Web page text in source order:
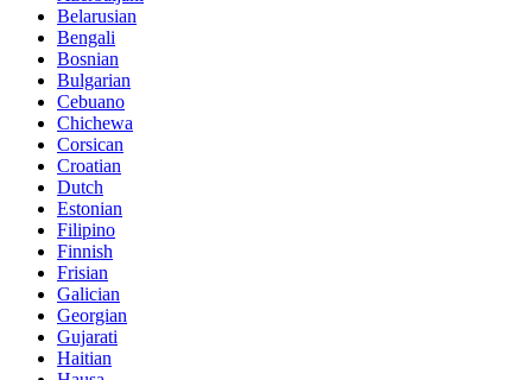
Belarusian
Bengali
Bosnian
Bulgarian
Cebuano
Chichewa
Corsican
Croatian
Dutch
Estonian
Filipino
Finnish
Frisian
Galician
Georgian
Gujarati
Haitian